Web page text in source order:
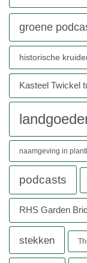
groene
historische
Kasteel Twickel
naamgeving in
podcasts
RHS Garden
stekken